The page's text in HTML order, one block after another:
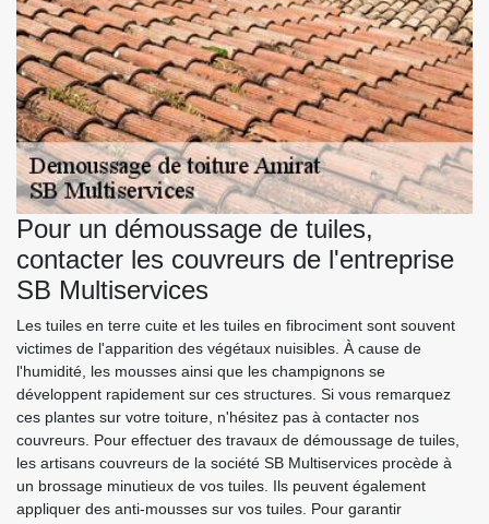
Pour un démoussage de tuiles,
contacter les couvreurs de l'entreprise
SB Multiservices
Les tuiles en terre cuite et les tuiles en fibrociment sont souvent
victimes de l'apparition des végétaux nuisibles. À cause de
l'humidité, les mousses ainsi que les champignons se
développent rapidement sur ces structures. Si vous remarquez
ces plantes sur votre toiture, n'hésitez pas à contacter nos
couvreurs. Pour effectuer des travaux de démoussage de tuiles,
les artisans couvreurs de la société SB Multiservices procède à
un brossage minutieux de vos tuiles. Ils peuvent également
appliquer des anti-mousses sur vos tuiles. Pour garantir